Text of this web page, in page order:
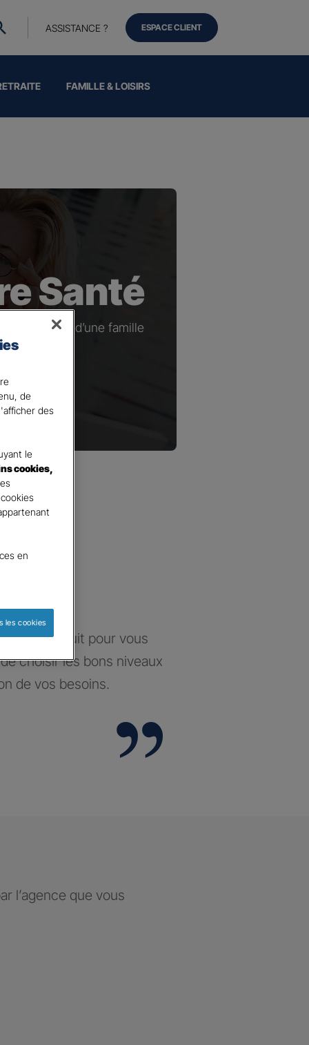
FAMILLE & LOISIRS
ASSISTANCE ? ESPACE CLIENT
Santé
ou à la tête d’une famille
construit pour vous
choisir les bons niveaux
de vos besoins.
l’agence que vous
de
des
le
cookies,
en
les cookies